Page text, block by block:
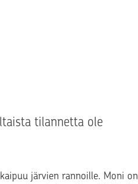
tilannetta ole
järvien rannoille. Moni on